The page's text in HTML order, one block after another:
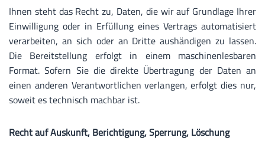
Ihnen steht das Recht zu, Daten, die wir auf Grundlage Ihrer
Einwilligung oder in Erfüllung eines Vertrags automatisiert
verarbeiten, an sich oder an Dritte aushändigen zu lassen.
Die Bereitstellung erfolgt in einem maschinenlesbaren
Format. Sofern Sie die direkte Übertragung der Daten an
einen anderen Verantwortlichen verlangen, erfolgt dies nur,
soweit es technisch machbar ist.
Recht auf Auskunft, Berichtigung, Sperrung, Löschung